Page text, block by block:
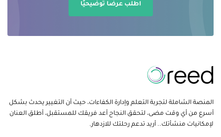
اطلب عرضًا توضيحيًا
المنصة الشاملة لتجربة التعلم وإدارة الكفاءات، حيث أن التغيير يحدث بشكل
أسرع من أي وقت مضى، لتحقق النجاح أعد فريقك للمستقبل، أطلق العنان
لإمكانيات منشأتك.. أريد تدعم رحلتك للازدهار.